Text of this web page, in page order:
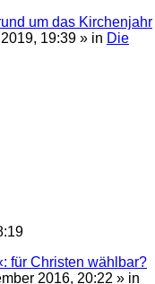
um das Kirchenjahr
19:39 » in Die
für Christen wählbar?
2016, 20:22 » in